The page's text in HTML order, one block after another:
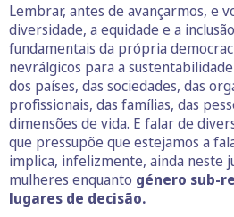
Lembrar, antes de avançarmos, e
diversidade, a equidade e a
fundamentais da própria
nevrálgicos para a
dos países, das sociedades, das
profissionais, das famílias, das
dimensões de vida. E falar de
que pressupõe que estejamos a
implica, infelizmente, ainda neste
mulheres enquanto género sub-
lugares de decisão.